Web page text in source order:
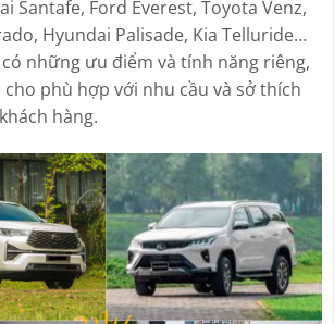
Santafe, Ford Everest, Toyota Venz,
Hyundai Palisade, Kia Telluride…
những ưu điểm và tính năng riêng,
phù hợp với nhu cầu và sở thích
hàng.